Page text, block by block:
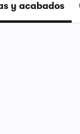
y acabados